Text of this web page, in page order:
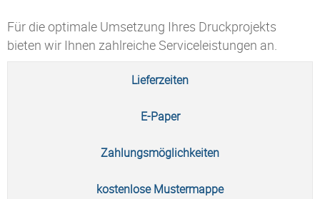
Für die optimale Umsetzung Ihres Druckprojekts
bieten wir Ihnen zahlreiche Serviceleistungen an.
Lieferzeiten
E-Paper
Zahlungsmöglichkeiten
kostenlose Mustermappe